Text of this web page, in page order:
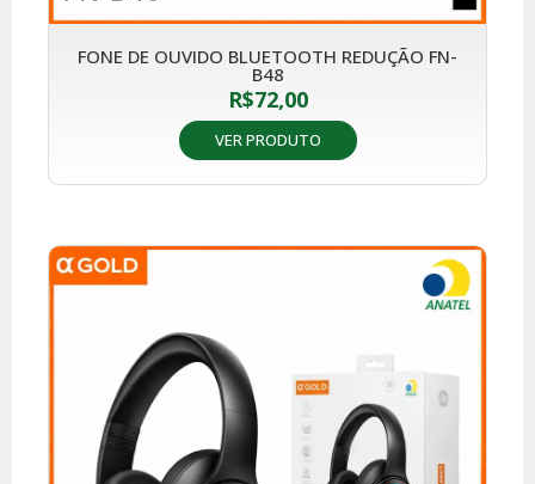
FONE DE OUVIDO BLUETOOTH REDUÇÃO FN-
B48
R$72,00
VER PRODUTO